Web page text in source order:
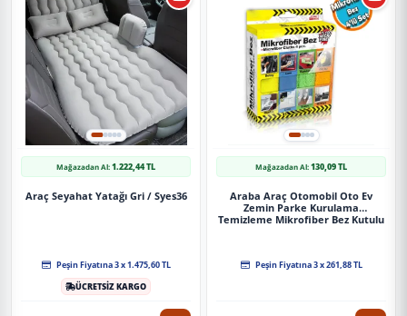
Mağazadan Al:1.222,44 TL
Araç Seyahat Yatağı Gri / Syes36
Peşin Fiyatına 3 x 1.475,60 TL
ÜCRETSİZ KARGO
Mağazadan Al:130,09 TL
Araba Araç Otomobil Oto Ev
Zemin Parke Kurulama
Temizleme Mikrofiber Bez Kutulu
Peşin Fiyatına 3 x 261,88 TL